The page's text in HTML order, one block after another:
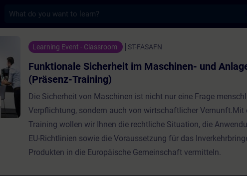
Sicherheit im Maschinen- und
Learning Event - Classroom ST-FASAFN
Funktionale Sicherheit im Maschinen- und
(Präsenz-Training)
Die Sicherheit von Maschinen ist nicht nur eine Frage
Verpflichtung, sondern auch von wirtschaftlicher Vernunft.Mit
Training wollen wir Ihnen die rechtliche Situation, die
EU-Richtlinien sowie die Voraussetzung für das
Produkten in die Europäische Gemeinschaft vermitteln.